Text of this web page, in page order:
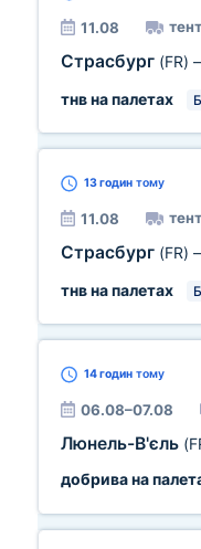
11.08 тент
Страсбург (FR)
тнв на палетах
13 годин тому
11.08 тент
Страсбург (FR)
тнв на палетах
14 годин тому
06.08–07.08
Люнель-В'єль
добрива на